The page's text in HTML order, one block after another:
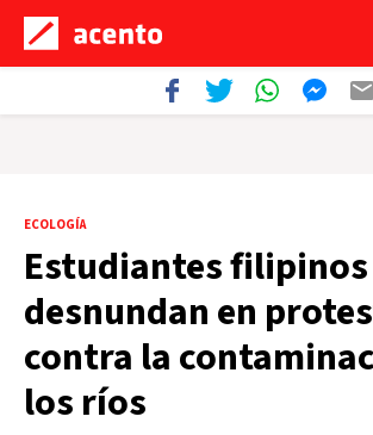
ECOLOGÍA
Estudiantes filipinos
desnundan en
contra la
los ríos